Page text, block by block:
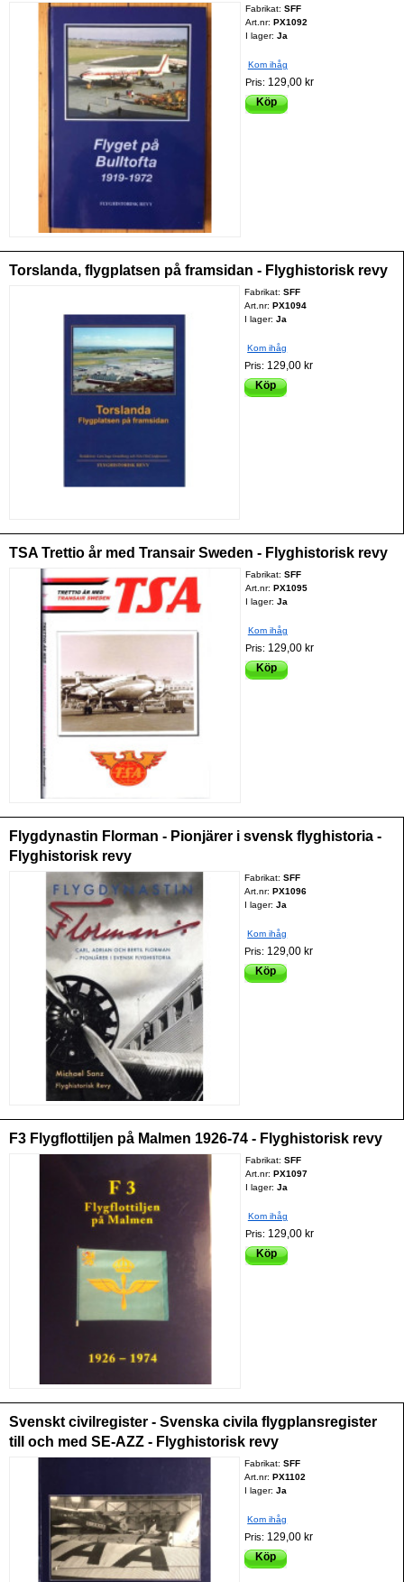
Fabrikat: SFF
Art.nr: PX1092
I lager: Ja
Kom ihåg
Pris: 129,00 kr
Köp
Torslanda, flygplatsen på framsidan - Flyghistorisk revy
Fabrikat:SFF
Art.nr:PX1094
I lager: Ja
Kom ihåg
Pris: 129,00 kr
Köp
TSA Trettio år med Transair Sweden - Flyghistorisk revy
Fabrikat: SFF
Art.nr: PX1095
I lager: Ja
Kom ihåg
Pris: 129,00 kr
Köp
Flygdynastin Florman - Pionjärer i svensk flyghistoria -
Flyghistorisk revy
Fabrikat:SFF
Art.nr:PX1096
I lager: Ja
Kom ihåg
Pris: 129,00 kr
Köp
F3 Flygflottiljen på Malmen 1926-74 - Flyghistorisk revy
Fabrikat: SFF
Art.nr: PX1097
I lager: Ja
Kom ihåg
Pris: 129,00 kr
Köp
Svenskt civilregister - Svenska civila flygplansregister
till och med SE-AZZ - Flyghistorisk revy
Fabrikat:SFF
Art.nr:PX1102
I lager: Ja
Kom ihåg
Pris: 129,00 kr
Köp